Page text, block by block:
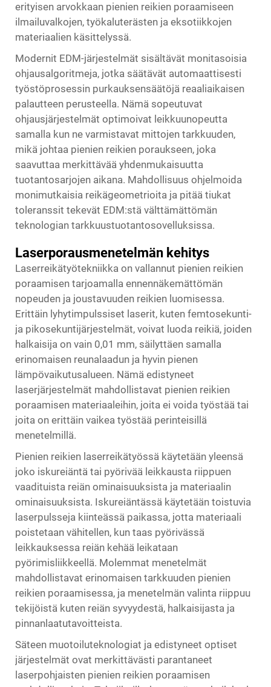
erityisen arvokkaan pienien reikien poraamiseen
ilmailuvalkojen, työkaluterästen ja eksotiikkojen
materiaalien käsittelyssä.
Modernit EDM-järjestelmät sisältävät monitasoisia
ohjausalgoritmeja, jotka säätävät automaattisesti
työstöprosessin purkauksensäätöjä reaaliaikaisen
palautteen perusteella. Nämä sopeutuvat
ohjausjärjestelmät optimoivat leikkuunopeutta
samalla kun ne varmistavat mittojen tarkkuuden,
mikä johtaa pienien reikien poraukseen, joka
saavuttaa merkittävää yhdenmukaisuutta
tuotantosarjojen aikana. Mahdollisuus ohjelmoida
monimutkaisia reikägeometrioita ja pitää tiukat
toleranssit tekevät EDM:stä välttämättömän
teknologian tarkkuustuotantosovelluksissa.
Laserporausmenetelmän kehitys
Laserreikätyötekniikka on vallannut pienien reikien
poraamisen tarjoamalla ennennäkemättömän
nopeuden ja joustavuuden reikien luomisessa.
Erittäin lyhytimpulssiset laserit, kuten femtosekunti-
ja pikosekuntijärjestelmät, voivat luoda reikiä, joiden
halkaisija on vain 0,01 mm, säilyttäen samalla
erinomaisen reunalaadun ja hyvin pienen
lämpövaikutusalueen. Nämä edistyneet
laserjärjestelmät mahdollistavat pienien reikien
poraamisen materiaaleihin, joita ei voida työstää tai
joita on erittäin vaikea työstää perinteisillä
menetelmillä.
Pienien reikien laserreikätyössä käytetään yleensä
joko iskureiäntä tai pyörivää leikkausta riippuen
vaadituista reiän ominaisuuksista ja materiaalin
ominaisuuksista. Iskureiäntässä käytetään toistuvia
laserpulsseja kiinteässä paikassa, jotta materiaali
poistetaan vähitellen, kun taas pyörivässä
leikkauksessa reiän kehää leikataan
pyörimisliikkeellä. Molemmat menetelmät
mahdollistavat erinomaisen tarkkuuden pienien
reikien poraamisessa, ja menetelmän valinta riippuu
tekijöistä kuten reiän syvyydestä, halkaisijasta ja
pinnanlaatutavoitteista.
Säteen muotoiluteknologiat ja edistyneet optiset
järjestelmät ovat merkittävästi parantaneet
laserpohjaisten pienien reikien poraamisen